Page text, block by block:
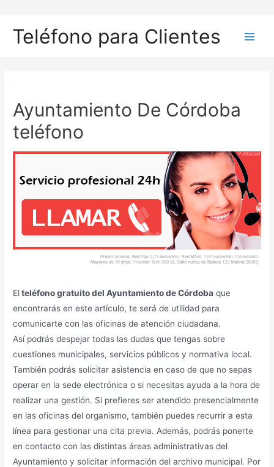
contenido
Teléfono para Clientes
Ayuntamiento De Córdoba
teléfono
Elteléfono gratuito del Ayuntamiento de Córdoba que
encontrarás en este artículo, te será de utilidad para
comunicarte con las oficinas de atención ciudadana.
Así podrás despejar todas las dudas que tengas sobre
cuestiones municipales, servicios públicos y normativa local.
También podrás solicitar asistencia en caso de que no sepas
operar en la sede electrónica o si necesitas ayuda a la hora de
realizar una gestión. Si prefieres ser atendido presencialmente
en las oficinas del organismo, también puedes recurrir a esta
línea para gestionar una cita previa. Además, podrás ponerte
en contacto con las distintas áreas administrativas del
Ayuntamiento y solicitar información del archivo municipal. Por